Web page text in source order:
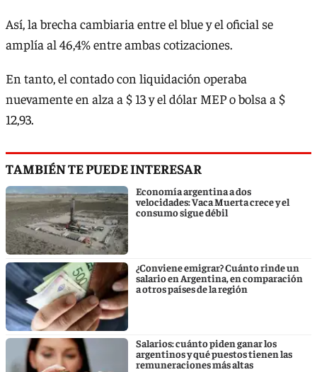
Así, la brecha cambiaria entre el blue y el oficial se
amplía al 46,4% entre ambas cotizaciones.
En tanto, el contado con liquidación operaba
nuevamente en alza a $ 13 y el dólar MEP o bolsa a $
12,93.
TAMBIÉN TE PUEDE INTERESAR
Economía argentina a dos
velocidades: Vaca Muerta crece y el
consumo sigue débil
¿Conviene emigrar? Cuánto rinde un
salario en Argentina, en comparación
a otros países de la región
Salarios: cuánto piden ganar los
argentinos y qué puestos tienen las
remuneraciones más altas